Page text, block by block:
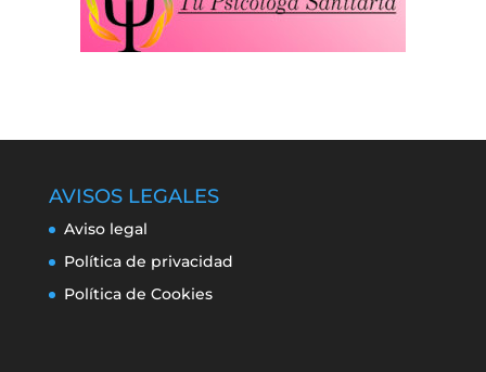
AVISOS LEGALES
Aviso legal
Política de privacidad
Política de Cookies